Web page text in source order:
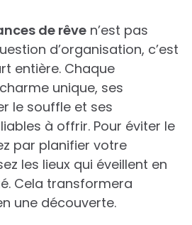
de rêve n’est pas
d’organisation, c’est
entière. Chaque
unique, ses
le souffle et ses
à offrir. Pour éviter le
par planifier votre
les lieux qui éveillent en
Cela transformera
une découverte.